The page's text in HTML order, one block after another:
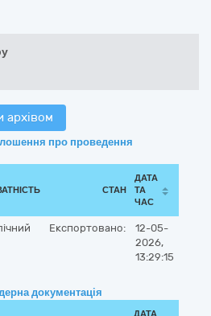
архівом
про проведення
СТАН
ДАТА
ТА
ЧАС
Експортовано:
12-05-
2026,
13:29:15
документація